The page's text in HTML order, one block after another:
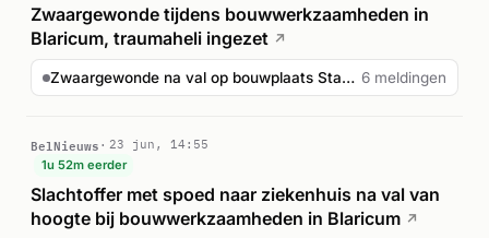
Zwaargewonde tijdens bouwwerkzaamheden in
Blaricum, traumaheli ingezet ↗
Zwaargewonde na val op bouwplaats Stachouwerweg Blaricum 6 meldingen
BelNieuws
23 jun, 14:55
1u 52m eerder
Slachtoffer met spoed naar ziekenhuis na val van
hoogte bij bouwwerkzaamheden in Blaricum ↗